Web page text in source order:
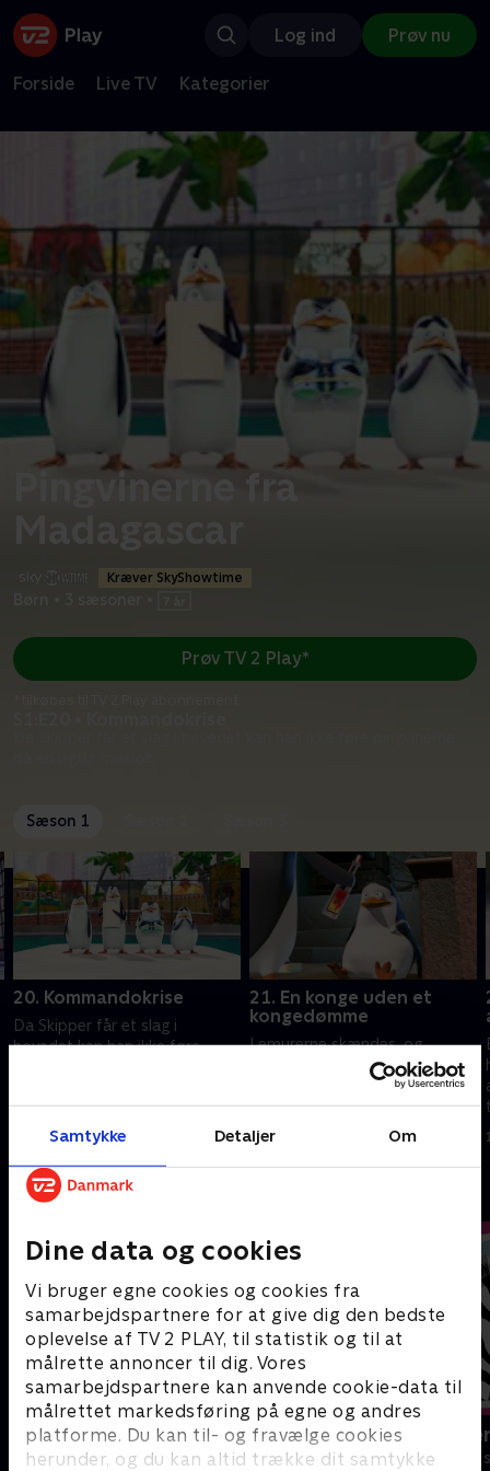
Samtykke Detaljer Om
Dine data og cookies
Vi bruger egne cookies og cookies fra
samarbejdspartnere for at give dig den bedste
oplevelse af TV 2 PLAY, til statistik og til at
målrette annoncer til dig. Vores
samarbejdspartnere kan anvende cookie-data til
målrettet markedsføring på egne og andres
platforme. Du kan til- og fravælge cookies
herunder, og du kan altid trække dit samtykke
Log ind Prøv nu
Forside Live TV Kategorier
Pingvinerne fra
Kræver SkyShowtime
Prøv TV 2 Play*
Sæson 1
20. Kommandokrise
Da Skipper får et slag i
hovedet kan han ikke føre
21. En konge uden et
kongedømme
Lemurerne skændes, og
Maurice og Mort flytter ud af
indhegningen. Julien er ensom
og begynder at irritere
pingvinerne.
1. juli 2021 • 22 min
Andre så også
Nuts Nuts Nuts
Børneserier • 1 sæsoner
Miniteve:
Børneserier • 1